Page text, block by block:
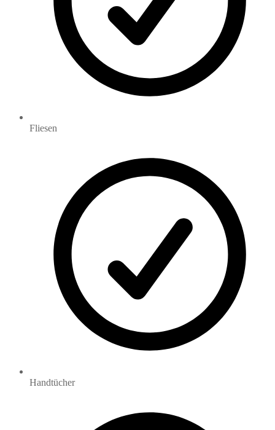
Fliesen
Handtücher